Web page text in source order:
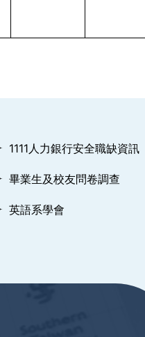
1111人力銀行安全職缺資訊
畢業生及校友問卷調查
英語系學會